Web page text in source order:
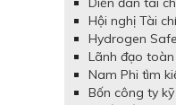
Hội nghị Tài
Hydrogen
Lãnh đạo
Nam Phi tìm
Bốn công ty